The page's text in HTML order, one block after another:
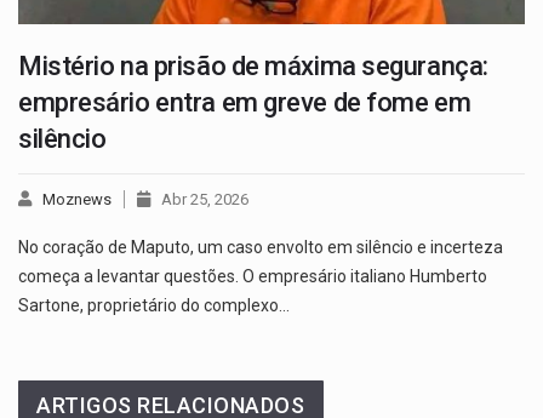
Mistério na prisão de máxima segurança:
empresário entra em greve de fome em
silêncio
Moznews Abr 25, 2026
No coração de Maputo, um caso envolto em silêncio e incerteza
começa a levantar questões. O empresário italiano Humberto
Sartone, proprietário do complexo…
ARTIGOS RELACIONADOS